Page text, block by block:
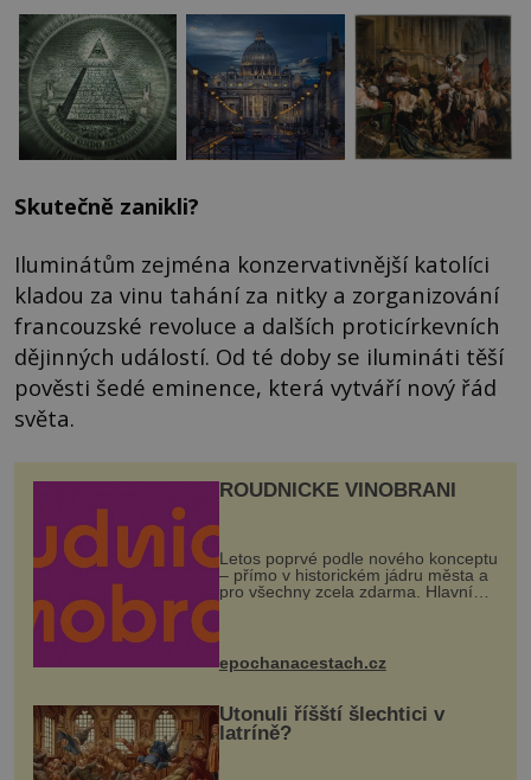
Skutečně zanikli?
Iluminátům zejména konzervativnější katolíci
kladou za vinu tahání za nitky a zorganizování
francouzské revoluce a dalších proticírkevních
dějinných událostí. Od té doby se ilumináti těší
pověsti šedé eminence, která vytváří nový řád
světa.
ROUDNICKÉ VINOBRANÍ
Letos poprvé podle nového konceptu
– přímo v historickém jádru města a
pro všechny zcela zdarma. Hlavní
program se odehraje na Karlově a
mohou těšit na víno, burčák, pes...
epochanacestach.cz
Utonuli říšští šlechtici v
latríně?